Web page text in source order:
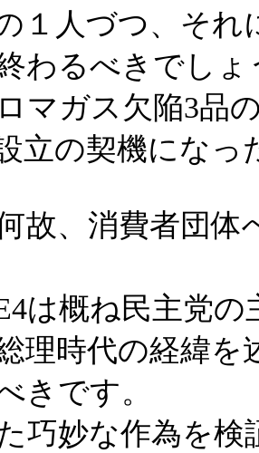
１人づつ、そ
わるべきでしょ
マガス欠陥3品
立の契機にな
故、消費者団体
は概ね民主党
理時代の経緯
きです。
巧妙な作為を検